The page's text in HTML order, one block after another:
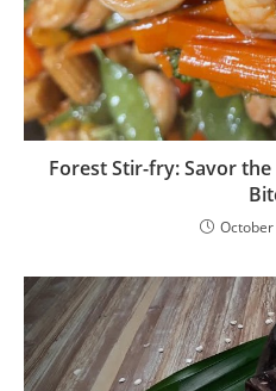
Forest Stir-fry: Savor